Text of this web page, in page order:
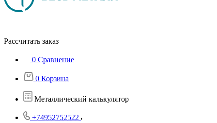
Рассчитать заказ
0 Сравнение
0 Корзина
Металлический калькулятор
+74952752522